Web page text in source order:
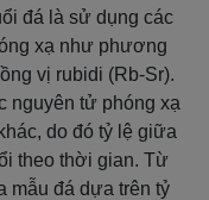
đá là sử dụng các
xạ như phương
vị rubidi (Rb-Sr).
nguyên tử phóng xạ
do đó tỷ lệ giữa
theo thời gian. Từ
mẫu đá dựa trên tỷ